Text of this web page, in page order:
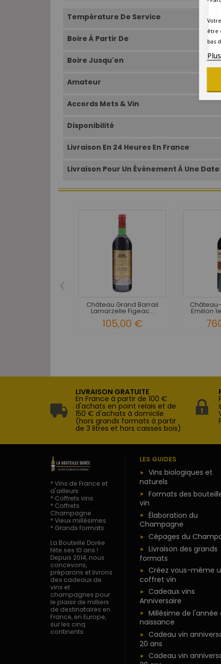
Température De Service
Boire À Partir De
Boire Jusqu'en
Amateur
Accords Mets & Vin
Disponibilité
Livraison En 24 Heures En France
Livraison Pour Un Évènement À Une
Château Grand Barrail
Lamarzelle Figeac...
105,00 €
Emilion
LIVRAISON GRATUITE
En France à partir de 100 €
d'achats en point relais et de
150 € d'achats à domicile
(hors grands formats à partir
de 3 litres et hors caisses bois)
* Vins de France et
d'ailleurs
* Coffrets vins
* Coffrets
Champagne
* Vieux millésimes
* Grands formats
La Bouteille Dorée
fête ses 10 ans !
Depuis 2014, nous
concevons,
préparons et livrons
des cadeaux de
vins et
champagnes pour
le plaisir de milliers
de destinataires en
France, en Europe,
sur les cinq
continents.
LES GUIDES
Vins biologiques et
naturels
Formats des
vin
Élaboration du
Champagne
Cépages du
Livraison des grands
formats
Créez vous-même
coffret vin
Cadeaux vins
Anniversaire
Millésime de l'année
naissance
Cadeau vin
20 ans
Cadeau vin
être
bas